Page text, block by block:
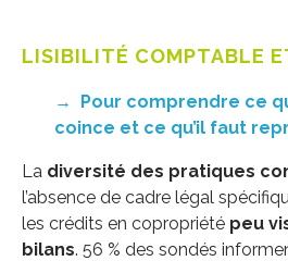
LISIBILITÉ COMPTABLE
→
Pour comprendre ce
coince et ce qu’il faut
La diversité des pratiques
l’absence de cadre légal
les crédits en copropriété peu
bilans. 56 % des sondés